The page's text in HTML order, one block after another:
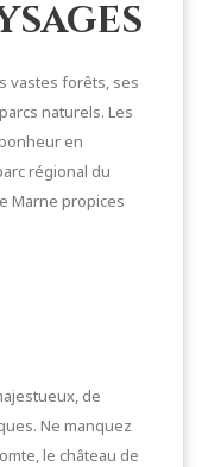
vastes forêts, ses
naturels. Les
en
régional du
Marne propices
de
Ne manquez
le château de